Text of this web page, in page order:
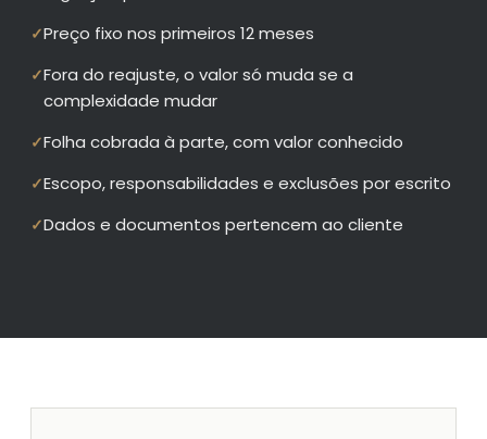
✓Preço fixo nos primeiros 12 meses
✓Fora do reajuste, o valor só muda se a
complexidade mudar
✓Folha cobrada à parte, com valor conhecido
✓Escopo, responsabilidades e exclusões por escrito
✓Dados e documentos pertencem ao cliente